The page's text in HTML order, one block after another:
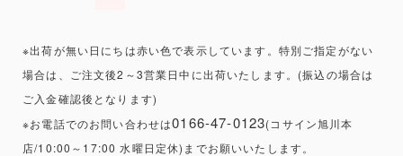
※出荷が無い日にちは赤い色で表示しています。特別ご指定がない
場合は、ご注文後2～3営業日中に出荷いたします。(振込の場合は
ご入金確認後となります)
※お電話でのお問い合わせは0166-47-0123(コサイン旭川本
店/10:00～17:00 水曜日定休)までお願いいたします。